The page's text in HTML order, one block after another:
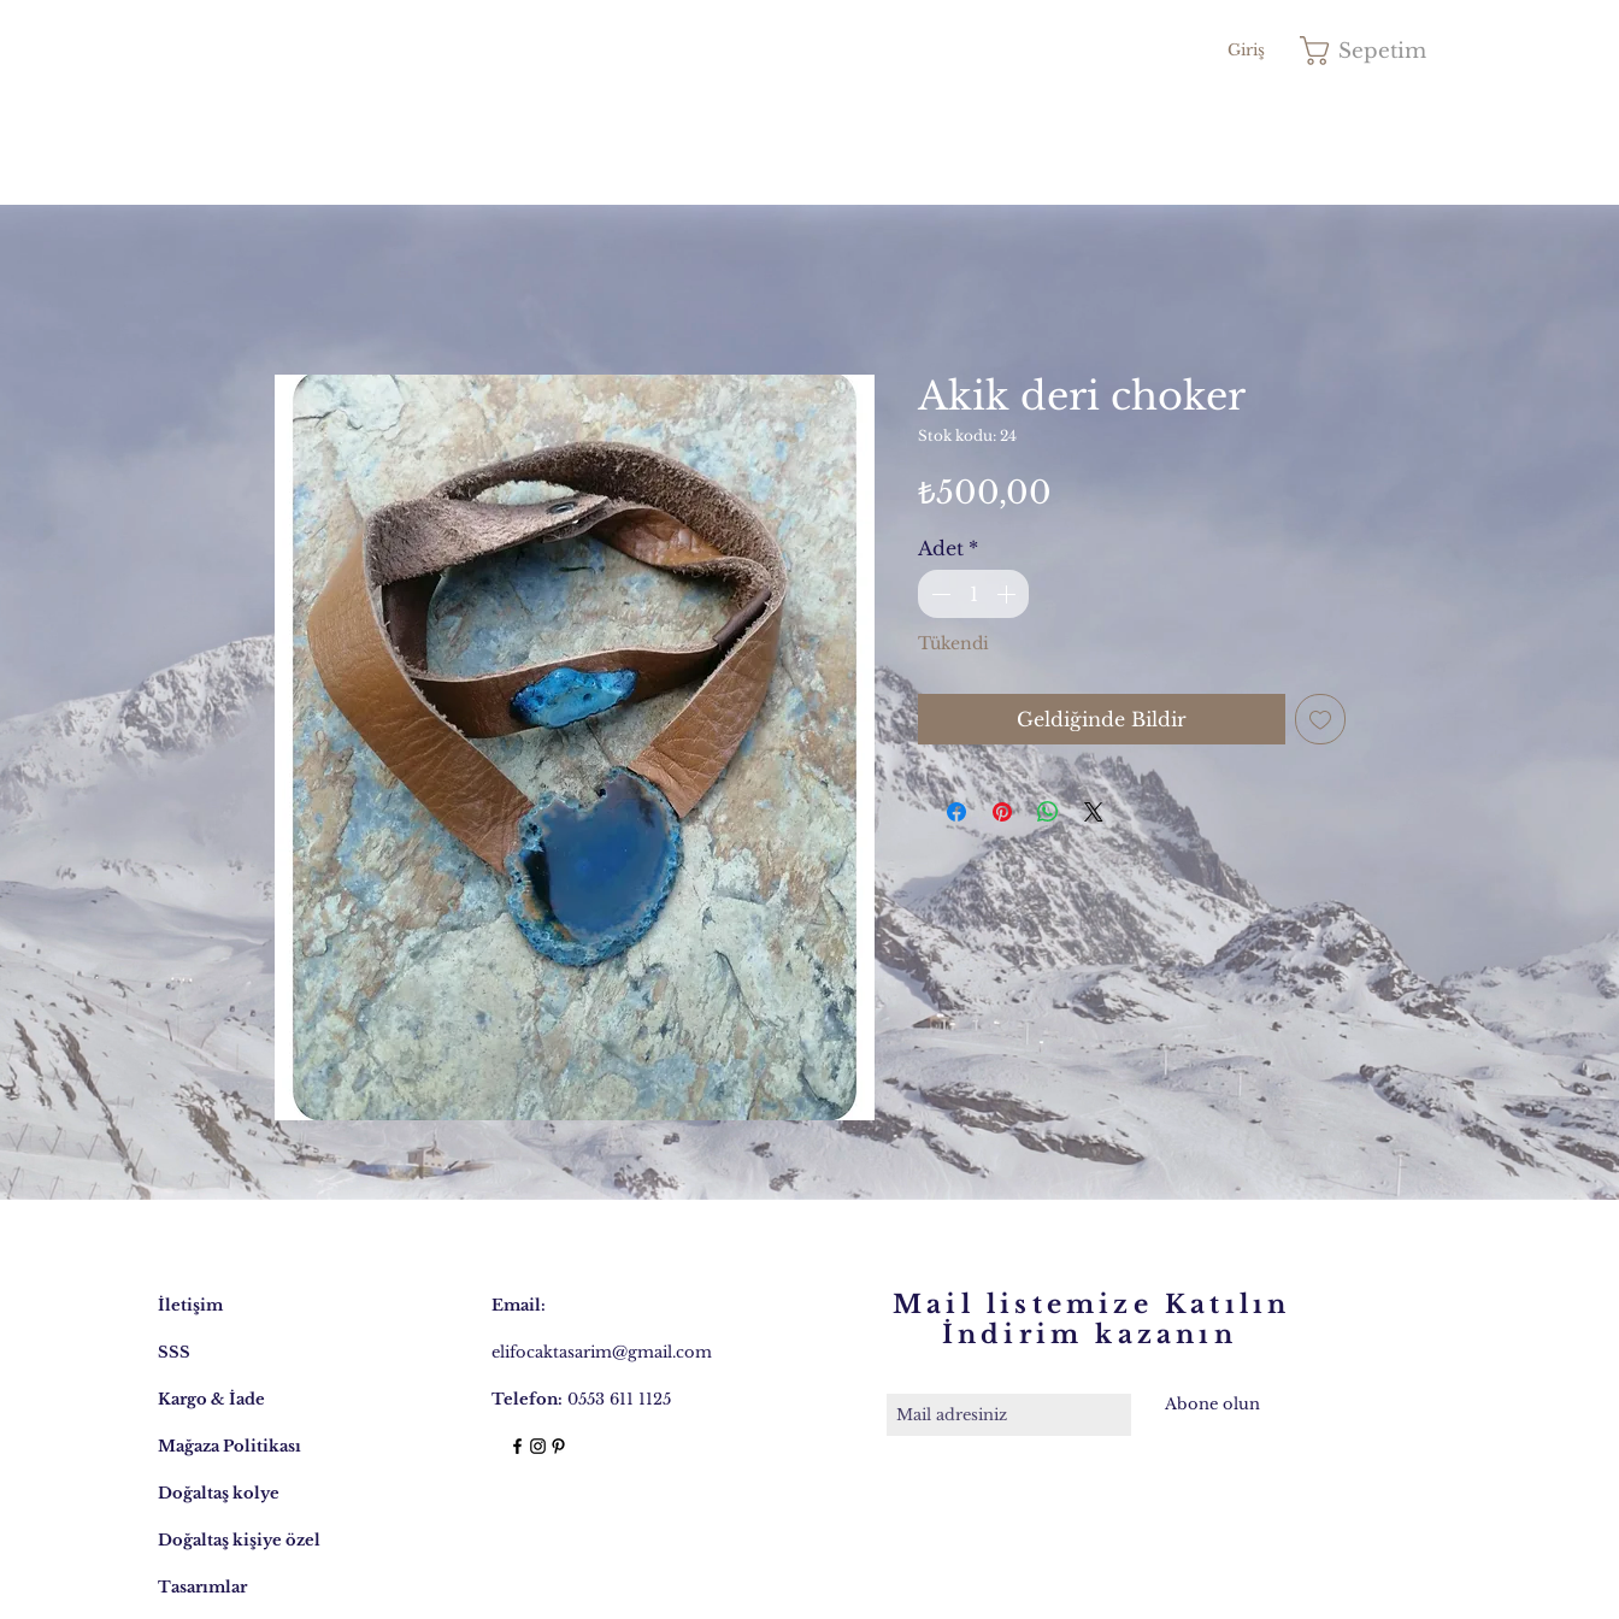
Giriş Sepetim
Akik deri choker
Stok kodu: 24
₺500,00
Adet *
Tükendi
Geldiğinde Bildir
İletişim
SSS
Kargo & İade
Mağaza Politikası
Doğaltaş kolye
Doğaltaş kişiye özel
Tasarımlar
Email:
elifocaktasarim@gmail.com
Telefon: 0553 611 1125
Mail listemize Katılın
İndirim kazanın
Abone olun